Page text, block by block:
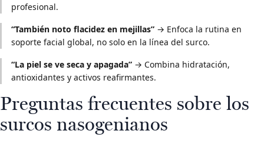
profesional.
“También noto flacidez en mejillas”→ Enfoca la rutina en
soporte facial global, no solo en la línea del surco.
“La piel se ve seca y apagada”→ Combina hidratación,
antioxidantes y activos reafirmantes.
Preguntas frecuentes sobre los
surcos nasogenianos